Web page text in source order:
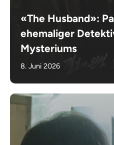
«The Husband»:
ehemaliger
Mysteriums
8. Juni 2026